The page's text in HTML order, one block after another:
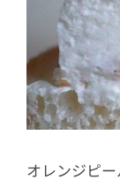
オレンジピ